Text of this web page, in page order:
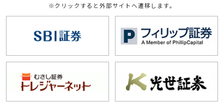
※クリックすると外部サイトへ遷移します。